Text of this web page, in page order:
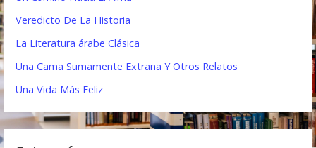
n
d
e
Veredicto De La Historia
La Literatura árabe Clásica
Una Cama Sumamente Extrana Y Otros Relatos
Una Vida Más Feliz